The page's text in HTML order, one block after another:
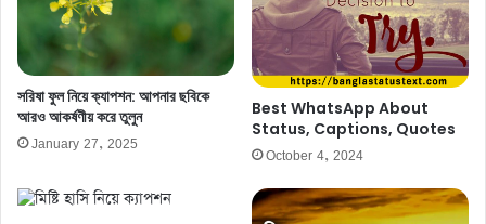
সরিষা ফুল নিয়ে ক্যাপশন: আপনার ছবিকে
আরও আকর্ষণীয় করে তুলুন
January 27, 2025
Best WhatsApp About
Status, Captions, Quotes
October 4, 2024